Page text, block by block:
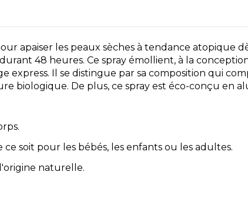
apaiser les peaux sèches à tendance atopique
48 heures. Ce spray émollient, à la
express. Il se distingue par sa composition qui
biologique. De plus, ce spray est éco-conçu en
ce soit pour les bébés, les enfants ou les adultes.
naturelle.